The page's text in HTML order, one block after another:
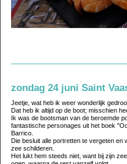
zondag 24 juni Saint
Jeetje, wat heb ik weer wonderlijk
Dat heb ik altijd op de boot; misschien
Ik was de bootsman van de beroemde
fantastische personages uit het boek
Barrico.
Die besluit alle portretten te vergeten en
zee schilderen.
Het lukt hem steeds niet, want bij zijn